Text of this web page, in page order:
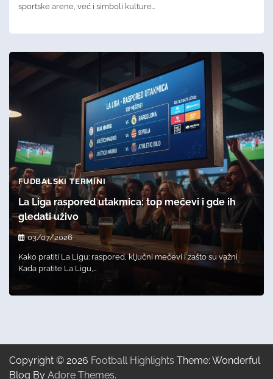
sportske arene, već i simboli kulture…
FUDBALSKI TERMINI
La Liga raspored utakmica: top mečevi i gde ih
gledati uživo
03/07/2026
Kako pratiti La Ligu: raspored, ključni mečevi i zašto su važni
Kada pratite La Ligu,…
Copyright © 2026 Football Highlights Theme: Wonderful
Blog By Adore Themes.